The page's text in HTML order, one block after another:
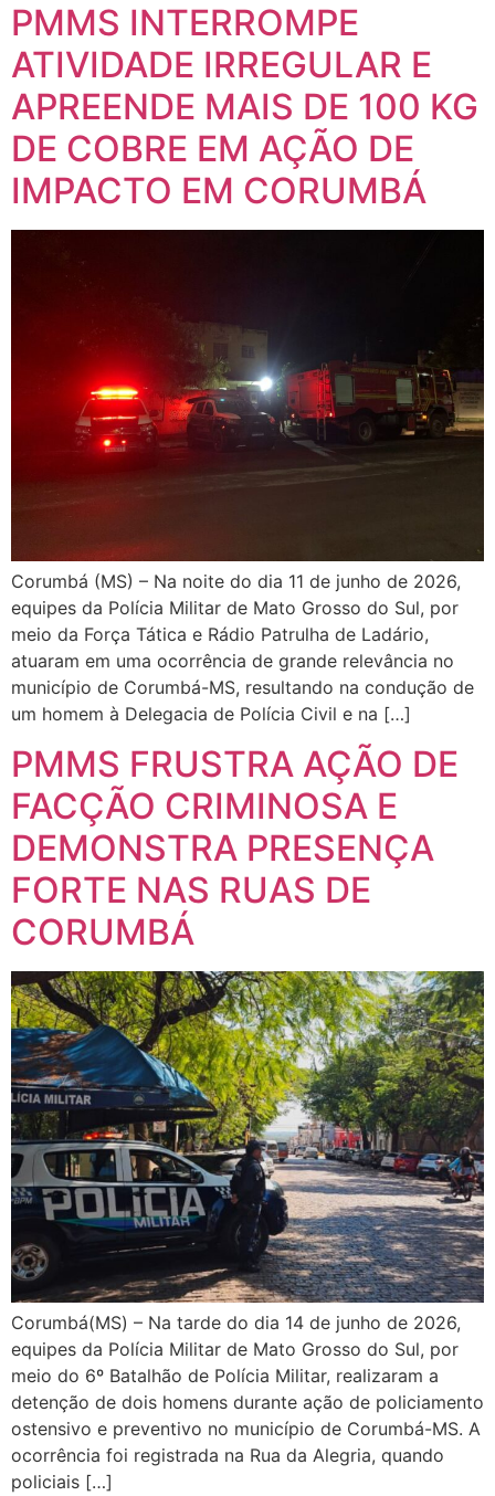
PMMS INTERROMPE
ATIVIDADE IRREGULAR E
APREENDE MAIS DE 100 KG
DE COBRE EM AÇÃO DE
IMPACTO EM CORUMBÁ
Corumbá (MS) – Na noite do dia 11 de junho de 2026,
equipes da Polícia Militar de Mato Grosso do Sul, por
meio da Força Tática e Rádio Patrulha de Ladário,
atuaram em uma ocorrência de grande relevância no
município de Corumbá-MS, resultando na condução de
um homem à Delegacia de Polícia Civil e na […]
PMMS FRUSTRA AÇÃO DE
FACÇÃO CRIMINOSA E
DEMONSTRA PRESENÇA
FORTE NAS RUAS DE
CORUMBÁ
Corumbá(MS) – Na tarde do dia 14 de junho de 2026,
equipes da Polícia Militar de Mato Grosso do Sul, por
meio do 6º Batalhão de Polícia Militar, realizaram a
detenção de dois homens durante ação de policiamento
ostensivo e preventivo no município de Corumbá-MS. A
ocorrência foi registrada na Rua da Alegria, quando
policiais […]